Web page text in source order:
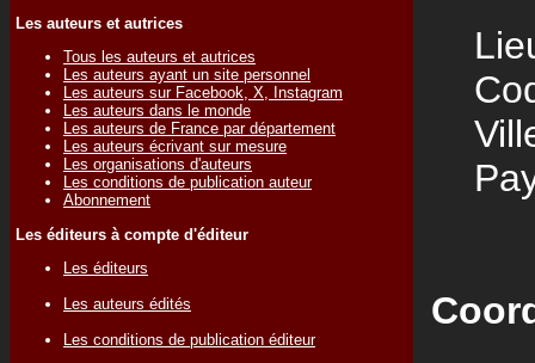
Les auteurs et autrices
Tous les auteurs et autrices
Les auteurs ayant un site personnel
Les auteurs sur Facebook, X, Instagram
Les auteurs dans le monde
Les auteurs de France par département
Les auteurs écrivant sur mesure
Les organisations d'auteurs
Les conditions de publication auteur
Abonnement
Les éditeurs à compte d'éditeur
Les éditeurs
Les auteurs édités
Les conditions de publication éditeur